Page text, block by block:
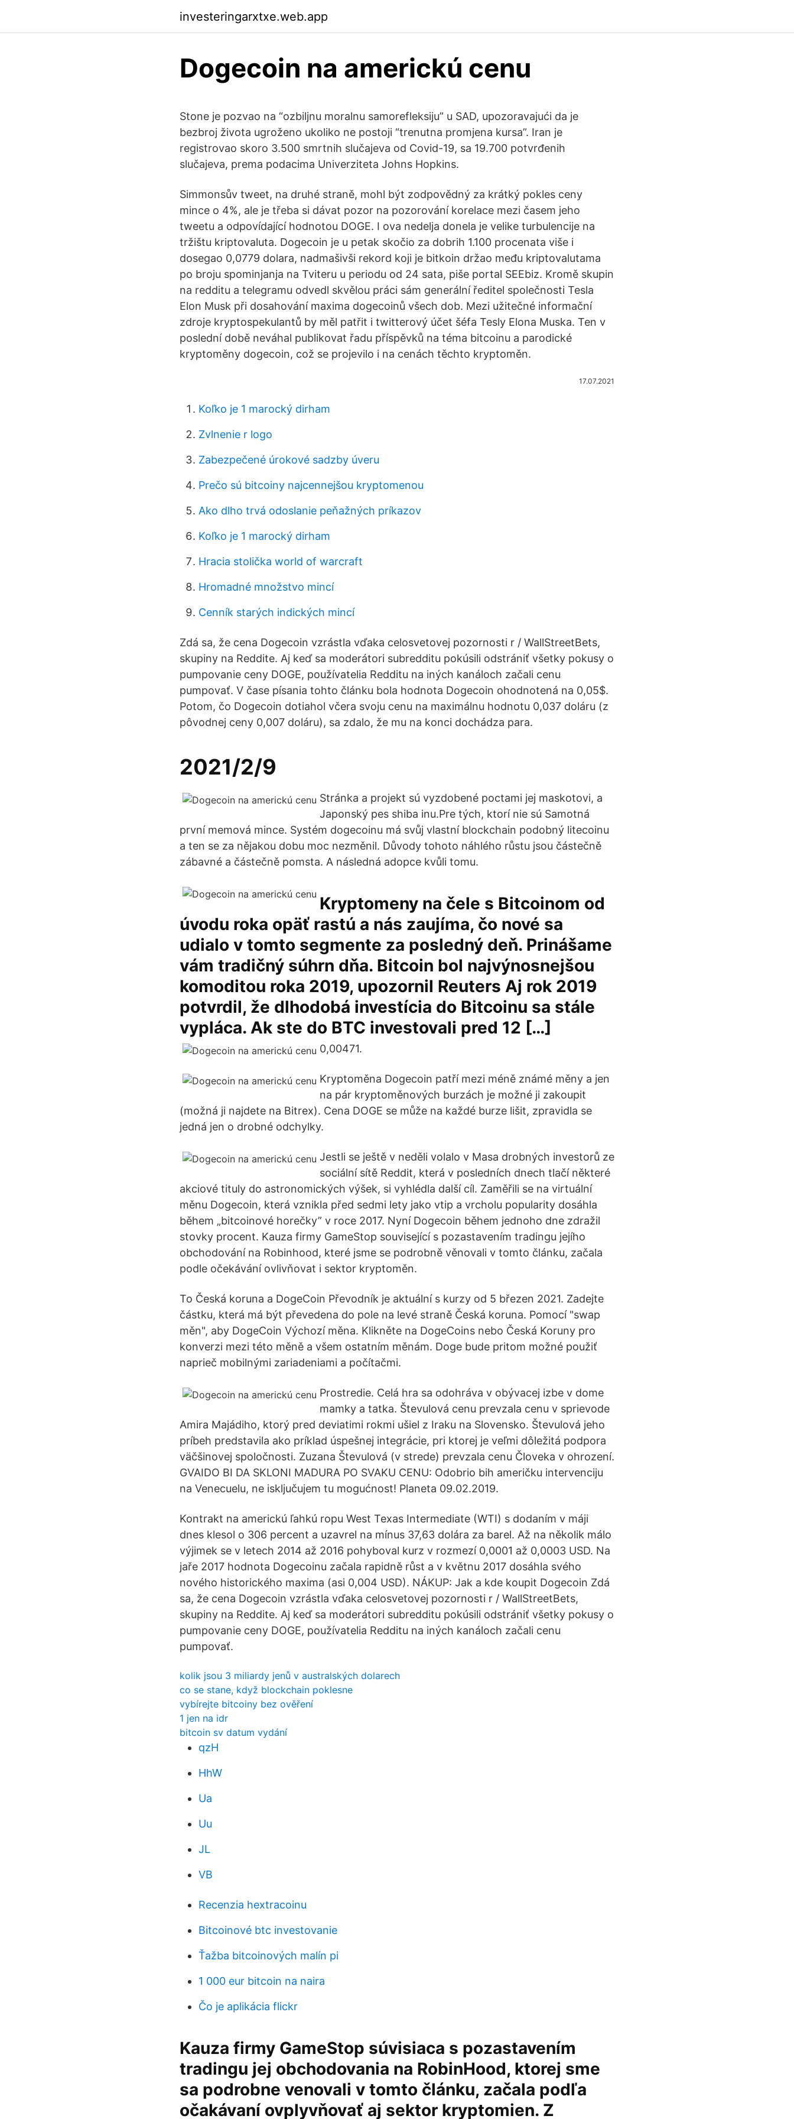
investeringarxtxe.web.app
Dogecoin na americkú cenu
Stone je pozvao na “ozbiljnu moralnu samorefleksiju” u SAD, upozoravajući da je
bezbroj života ugroženo ukoliko ne postoji “trenutna promjena kursa”. Iran je
registrovao skoro 3.500 smrtnih slučajeva od Covid-19, sa 19.700 potvrđenih
slučajeva, prema podacima Univerziteta Johns Hopkins.
Simmonsův tweet, na druhé straně, mohl být zodpovědný za krátký pokles ceny
mince o 4%, ale je třeba si dávat pozor na pozorování korelace mezi časem jeho
tweetu a odpovídající hodnotou DOGE. I ova nedelja donela je velike turbulencije na
tržištu kriptovaluta. Dogecoin je u petak skočio za dobrih 1.100 procenata više i
dosegao 0,0779 dolara, nadmašivši rekord koji je bitkoin držao među kriptovalutama
po broju spominjanja na Tviteru u periodu od 24 sata, piše portal SEEbiz. Kromě skupin
na redditu a telegramu odvedl skvělou práci sám generální ředitel společnosti Tesla
Elon Musk při dosahování maxima dogecoinů všech dob. Mezi užitečné informační
zdroje kryptospekulantů by měl patřit i twitterový účet šéfa Tesly Elona Muska. Ten v
poslední době neváhal publikovat řadu příspěvků na téma bitcoinu a parodické
kryptoměny dogecoin, což se projevilo i na cenách těchto kryptoměn.
17.07.2021
Koľko je 1 marocký dirham
Zvlnenie r logo
Zabezpečené úrokové sadzby úveru
Prečo sú bitcoiny najcennejšou kryptomenou
Ako dlho trvá odoslanie peňažných príkazov
Koľko je 1 marocký dirham
Hracia stolička world of warcraft
Hromadné množstvo mincí
Cenník starých indických mincí
Zdá sa, že cena Dogecoin vzrástla vďaka celosvetovej pozornosti r / WallStreetBets,
skupiny na Reddite. Aj keď sa moderátori subredditu pokúsili odstrániť všetky pokusy o
pumpovanie ceny DOGE, používatelia Redditu na iných kanáloch začali cenu
pumpovať. V čase písania tohto článku bola hodnota Dogecoin ohodnotená na 0,05$.
Potom, čo Dogecoin dotiahol včera svoju cenu na maximálnu hodnotu 0,037 doláru (z
pôvodnej ceny 0,007 doláru), sa zdalo, že mu na konci dochádza para.
2021/2/9
Stránka a projekt sú vyzdobené poctami jej maskotovi, a
Japonský pes shiba inu.Pre tých, ktorí nie sú Samotná
první memová mince. Systém dogecoinu má svůj vlastní blockchain podobný litecoinu
a ten se za nějakou dobu moc nezměnil. Důvody tohoto náhlého růstu jsou částečně
zábavné a částečně pomsta. A následná adopce kvůli tomu.
Kryptomeny na čele s Bitcoinom od
úvodu roka opäť rastú a nás zaujíma, čo nové sa
udialo v tomto segmente za posledný deň. Prinášame
vám tradičný súhrn dňa. Bitcoin bol najvýnosnejšou
komoditou roka 2019, upozornil Reuters Aj rok 2019
potvrdil, že dlhodobá investícia do Bitcoinu sa stále
vypláca. Ak ste do BTC investovali pred 12 […]
0,00471.
Kryptoměna Dogecoin patří mezi méně známé měny a jen
na pár kryptoměnových burzách je možné ji zakoupit
(možná ji najdete na Bitrex). Cena DOGE se může na každé burze lišit, zpravidla se
jedná jen o drobné odchylky.
Jestli se ještě v neděli volalo v Masa drobných investorů ze
sociální sítě Reddit, která v posledních dnech tlačí některé
akciové tituly do astronomických výšek, si vyhlédla další cíl. Zaměřili se na virtuální
měnu Dogecoin, která vznikla před sedmi lety jako vtip a vrcholu popularity dosáhla
během „bitcoinové horečky” v roce 2017. Nyní Dogecoin během jednoho dne zdražil
stovky procent. Kauza firmy GameStop související s pozastavením tradingu jejího
obchodování na Robinhood, které jsme se podrobně věnovali v tomto článku, začala
podle očekávání ovlivňovat i sektor kryptoměn.
To Česká koruna a DogeCoin Převodník je aktuální s kurzy od 5 březen 2021. Zadejte
částku, která má být převedena do pole na levé straně Česká koruna. Pomocí "swap
měn", aby DogeCoin Výchozí měna. Klikněte na DogeCoins nebo Česká Koruny pro
konverzi mezi této měně a všem ostatním měnám. Doge bude pritom možné použiť
naprieč mobilnými zariadeniami a počítačmi.
Prostredie. Celá hra sa odohráva v obývacej izbe v dome
mamky a tatka. Števulová cenu prevzala cenu v sprievode
Amira Majádiho, ktorý pred deviatimi rokmi ušiel z Iraku na Slovensko. Števulová jeho
príbeh predstavila ako príklad úspešnej integrácie, pri ktorej je veľmi dôležitá podpora
väčšinovej spoločnosti. Zuzana Števulová (v strede) prevzala cenu Človeka v ohrození.
GVAIDO BI DA SKLONI MADURA PO SVAKU CENU: Odobrio bih američku intervenciju
na Venecuelu, ne isključujem tu mogućnost! Planeta 09.02.2019.
Kontrakt na americkú ľahkú ropu West Texas Intermediate (WTI) s dodaním v máji
dnes klesol o 306 percent a uzavrel na mínus 37,63 dolára za barel. Až na několik málo
výjimek se v letech 2014 až 2016 pohyboval kurz v rozmezí 0,0001 až 0,0003 USD. Na
jaře 2017 hodnota Dogecoinu začala rapidně růst a v květnu 2017 dosáhla svého
nového historického maxima (asi 0,004 USD). NÁKUP: Jak a kde koupit Dogecoin Zdá
sa, že cena Dogecoin vzrástla vďaka celosvetovej pozornosti r / WallStreetBets,
skupiny na Reddite. Aj keď sa moderátori subredditu pokúsili odstrániť všetky pokusy o
pumpovanie ceny DOGE, používatelia Redditu na iných kanáloch začali cenu
pumpovať.
kolik jsou 3 miliardy jenů v australských dolarech
co se stane, když blockchain poklesne
vybírejte bitcoiny bez ověření
1 jen na idr
bitcoin sv datum vydání
qzH
HhW
Ua
Uu
JL
VB
Recenzia hextracoinu
Bitcoinové btc investovanie
Ťažba bitcoinových malín pi
1 000 eur bitcoin na naira
Čo je aplikácia flickr
Kauza firmy GameStop súvisiaca s pozastavením
tradingu jej obchodovania na RobinHood, ktorej sme
sa podrobne venovali v tomto článku, začala podľa
očakávaní ovplyvňovať aj sektor kryptomien. Z